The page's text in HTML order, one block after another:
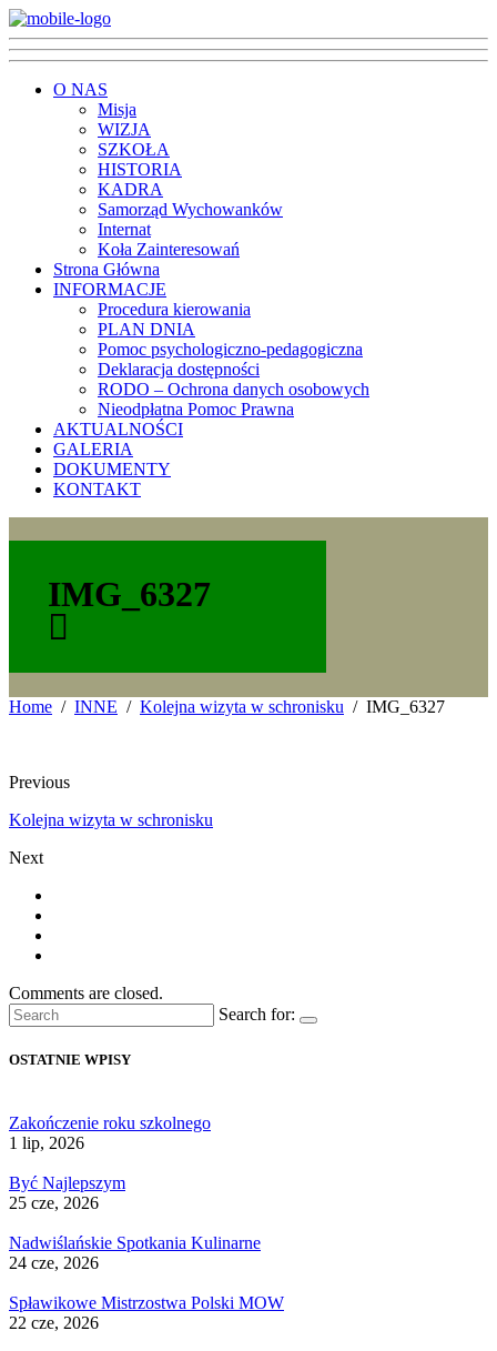
O NAS
Misja
WIZJA
SZKOŁA
HISTORIA
KADRA
Samorząd Wychowanków
Internat
Koła Zainteresowań
Strona Główna
INFORMACJE
Procedura kierowania
PLAN DNIA
Pomoc psychologiczno-pedagogiczna
Deklaracja dostępności
RODO – Ochrona danych osobowych
Nieodpłatna Pomoc Prawna
AKTUALNOŚCI
GALERIA
DOKUMENTY
KONTAKT
IMG_6327
Home INNE Kolejna wizyta w schronisku IMG_6327
Previous
Kolejna wizyta w schronisku
Next
Comments are closed.
Search for:
OSTATNIE WPISY
Zakończenie roku szkolnego
1 lip, 2026
Być Najlepszym
25 cze, 2026
Nadwiślańskie Spotkania Kulinarne
24 cze, 2026
Spławikowe Mistrzostwa Polski MOW
22 cze, 2026